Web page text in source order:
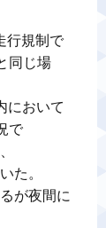
行規制で
同じ場
において
で
た。
が夜間に